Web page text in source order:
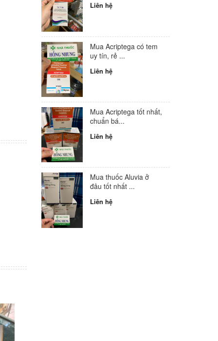
Liên hệ
Mua Acriptega có tem
uy tín, rẻ ...
Liên hệ
Mua Acriptega tốt nhất,
chuẩn bá...
Liên hệ
Mua thuốc Aluvia ở
đâu tốt nhất ...
Liên hệ